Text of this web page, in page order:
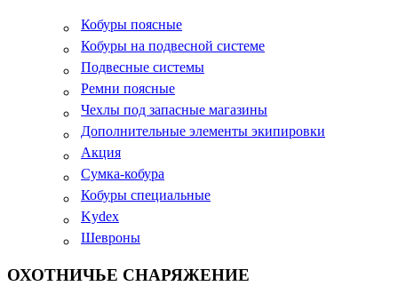
Кобуры поясные
Кобуры на подвесной системе
Подвесные системы
Ремни поясные
Чехлы под запасные магазины
Дополнительные элементы экипировки
Акция
Сумка-кобура
Кобуры специальные
Kydex
Шевроны
ОХОТНИЧЬЕ СНАРЯЖЕНИЕ